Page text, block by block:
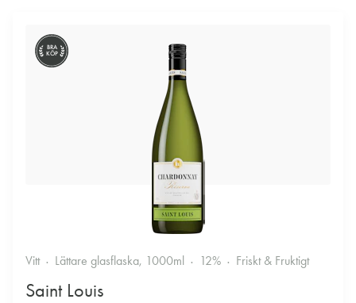
BRA
KÖP
Vitt Lättare glasflaska, 1000ml 12% Friskt & Fruktigt
Saint Louis